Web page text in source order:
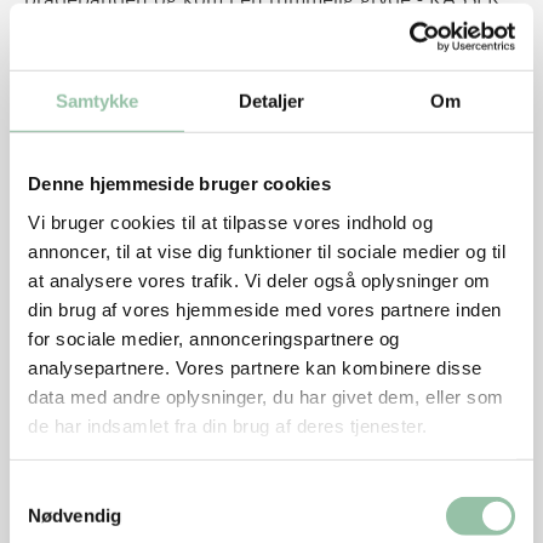
Samtykke Detaljer Om
Denne hjemmeside bruger cookies
Vi bruger cookies til at tilpasse vores indhold og
annoncer, til at vise dig funktioner til sociale medier og til
at analysere vores trafik. Vi deler også oplysninger om
din brug af vores hjemmeside med vores partnere inden
for sociale medier, annonceringspartnere og
analysepartnere. Vores partnere kan kombinere disse
data med andre oplysninger, du har givet dem, eller som
de har indsamlet fra din brug af deres tjenester.
Nødvendig
fedtstoffet fra bradepanden, det skal IKKE med i
Dæk ben og grøntsager med vand og tilsæt resten
af de friske krydderurter og laurbærblade.
Kog op fjern skum fra overfladen med en ske. Der
kommer mest skum i starten, så fjern det af flere
omgange til der ikke kommer mere skum på
overfladen.
Lad bouillonen simre i 8-10 timer og gerne mere.
Spæd hele tiden til med mere vand, hvis det koger
væk, lad evt. bouillonen simre med låget på skrå.
Si bouillonen gennem en finmasket sigte, gerne to
til tre gange. Kassér ben og grøntsager.
Lad bouillonen koge ned, til der er ca. halvdelen
tilbage.